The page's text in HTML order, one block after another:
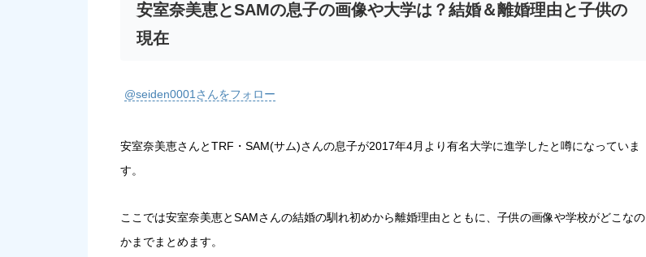
安室奈美恵とSAMの息子の画像や大学は？結婚＆離婚理由と子供の
現在
@seiden0001さんをフォロー
安室奈美恵さんとTRF・SAM(サム)さんの息子が2017年4月より有名大学に進学したと噂になっていま
す。
ここでは安室奈美恵とSAMさんの結婚の馴れ初めから離婚理由とともに、子供の画像や学校がどこなの
かまでまとめます。